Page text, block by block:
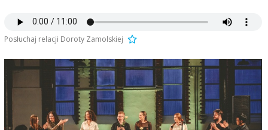
Posłuchaj relacji Doroty Zamolskiej